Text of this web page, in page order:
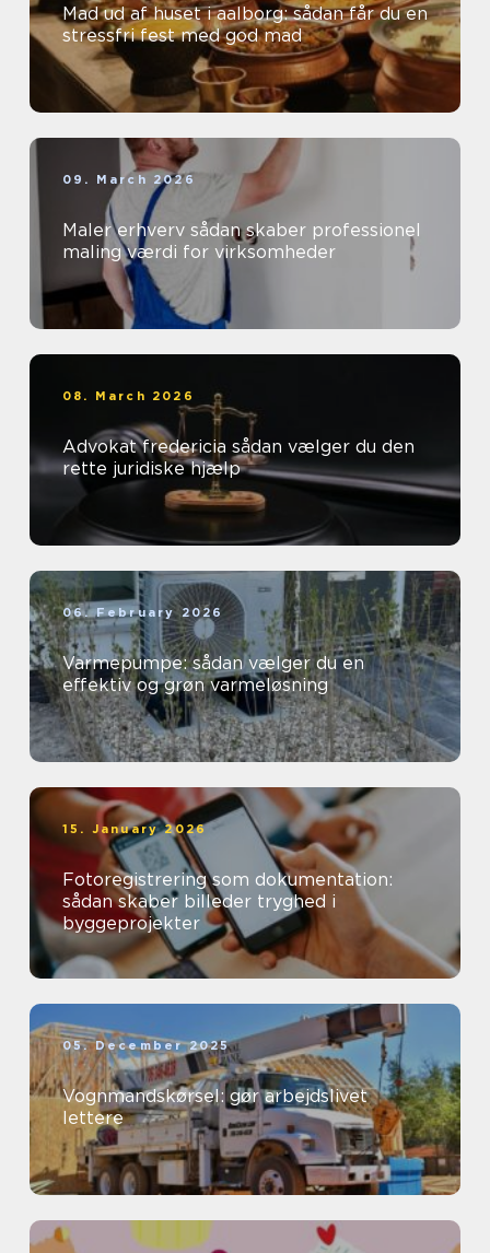
Mad ud af huset i aalborg: sådan får du en
stressfri fest med god mad
09. March 2026
Maler erhverv sådan skaber professionel
maling værdi for virksomheder
08. March 2026
Advokat fredericia sådan vælger du den
rette juridiske hjælp
06. February 2026
Varmepumpe: sådan vælger du en
effektiv og grøn varmeløsning
15. January 2026
Fotoregistrering som dokumentation:
sådan skaber billeder tryghed i
byggeprojekter
05. December 2025
Vognmandskørsel: gør arbejdslivet
lettere